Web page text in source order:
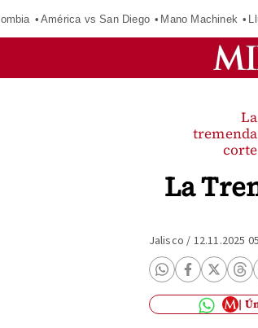
América vs San Diego Mano Machinek
La
La
tremenda
corte
Jalisco / 12.11.2025